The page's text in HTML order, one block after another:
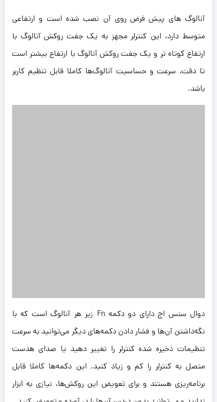
آنالوگ های پیش فرض روی آن نصب شده است و ارتفاعی
متوسط دارد، این کنترلر مجهز به یک جفت روکش آنالوگ با
ارتفاع کوتاه تر و یک جفت روکش آنالوگ با ارتفاع بیشتر است
تا دقت، سرعت و حساسیت آنالوگ‌ها کاملا قابل تنظیم کاربر
باشد.
دوال سنس اج دارای دو دکمه Fn زیر هر آنالوگ است که با
نگه‌داشتن آن‌ها و فشار دادن دکمه‌های دیگر می‌توانید به سرعت
تنظیمات ذخیره شده کنترلر را تغییر دهید یا صدای هدست
متصل به کنترلر را کم و زیاد کنید. این دکمه‌ها کاملا قابل
برنامه‌ریزی هستند و برای تعویض این روکش‌ها، نیازی به ابزار